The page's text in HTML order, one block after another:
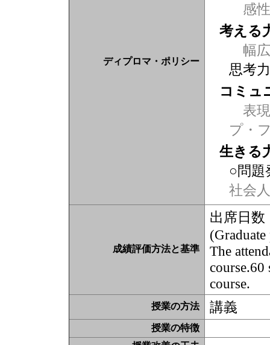
ディプロマ・ポリシー
感性
考える
幅
思考力
コミュ
表現
プ・
生きる
○問題
社会
成績評価方法と基準
出席日
The
course.60
course.
授業の方法 講義
授業の特徴